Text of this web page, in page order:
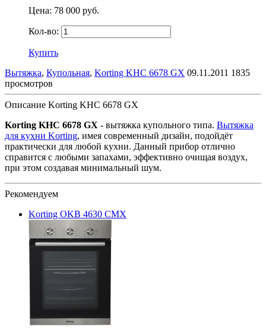
Цена: 78 000 руб.
Кол-во:
Купить
Вытяжка, Купольная, Korting KHC 6678 GX 09.11.2011 1835
просмотров
Описание Korting KHC 6678 GX
Korting KHC 6678 GX - вытяжка купольного типа. Вытяжка
для кухни Korting, имея современный дизайн, подойдёт
практически для любой кухни. Данный прибор отлично
справится с любыми запахами, эффективно очищая воздух,
при этом создавая минимальный шум.
Рекомендуем
Korting OKB 4630 CMX